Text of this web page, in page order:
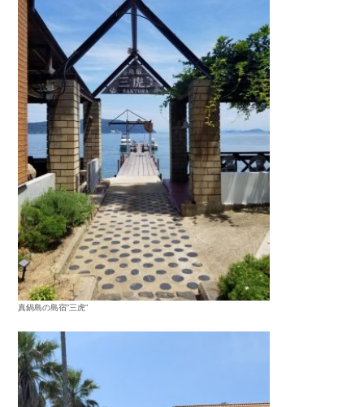
真鍋島の島宿”三虎”